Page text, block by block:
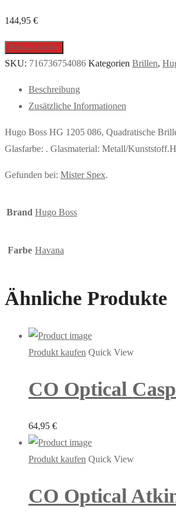
144,95 €
Produkt kaufen
SKU: 716736754086 Kategorien Brillen,
Beschreibung
Zusätzliche Informationen
Hugo Boss HG 1205 086, Quadratische
Glasfarbe: . Glasmaterial: Metall/
Gefunden bei: Mister Spex.
Brand Hugo Boss
Farbe Havana
Ähnliche Produkte
Produkt kaufen Quick View
CO Optical
64,95 €
Produkt kaufen Quick View
CO Optical